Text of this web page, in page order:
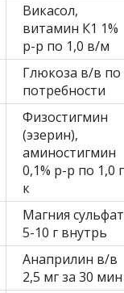
Викасол,
витамин К1 1%
р-р по 1,0 в/м
Глюкоза в/в по
потребности
Физостигмин
(эзерин),
аминостигмин
0,1% р-р по 1,0
к
Магния сульфат
5-10 г внутрь
Анаприлин в/в
2,5 мг за 30 мин